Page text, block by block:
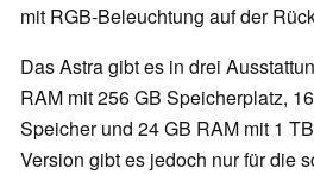
mit RGB-Beleuchtung auf der
Das Astra gibt es in drei
RAM mit 256 GB Speicherplatz,
Speicher und 24 GB RAM mit 1
Version gibt es jedoch nur für die